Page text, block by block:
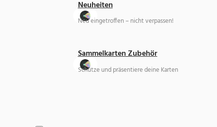
Neuheiten
Neu eingetroffen – nicht verpassen!
Sammelkarten Zubehör
Schütze und präsentiere deine Karten